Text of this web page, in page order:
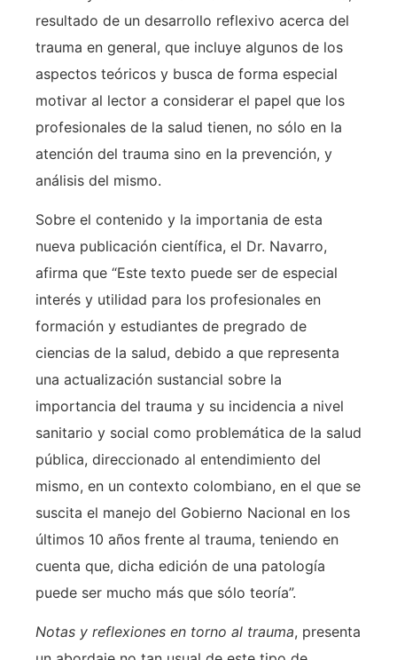
resultado de un desarrollo reflexivo acerca del
trauma en general, que incluye algunos de los
aspectos teóricos y busca de forma especial
motivar al lector a considerar el papel que los
profesionales de la salud tienen, no sólo en la
atención del trauma sino en la prevención, y
análisis del mismo.
Sobre el contenido y la importania de esta
nueva publicación científica, el Dr. Navarro,
afirma que “Este texto puede ser de especial
interés y utilidad para los profesionales en
formación y estudiantes de pregrado de
ciencias de la salud, debido a que representa
una actualización sustancial sobre la
importancia del trauma y su incidencia a nivel
sanitario y social como problemática de la salud
pública, direccionado al entendimiento del
mismo, en un contexto colombiano, en el que se
suscita el manejo del Gobierno Nacional en los
últimos 10 años frente al trauma, teniendo en
cuenta que, dicha edición de una patología
puede ser mucho más que sólo teoría”.
Notas y reflexiones en torno al trauma, presenta